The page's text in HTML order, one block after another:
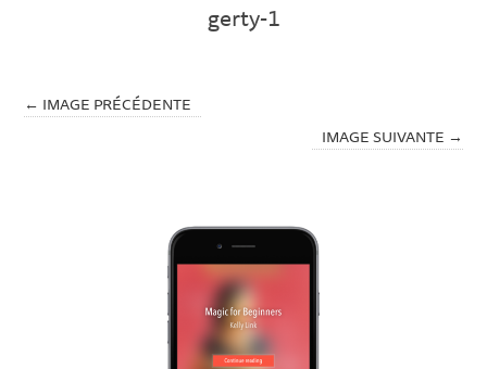
gerty-1
← IMAGE PRÉCÉDENTE
IMAGE SUIVANTE →